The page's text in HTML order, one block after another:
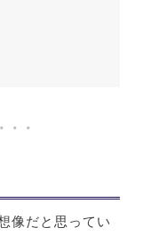
像だと思ってい